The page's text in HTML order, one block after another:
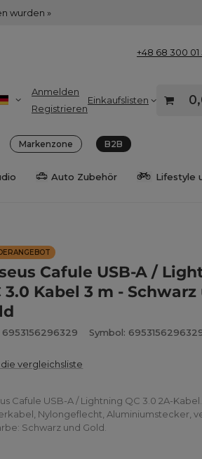
wurden »
+48 68 300 01
Anmelden
Registrieren
Einkaufslisten
Markenzone B2B
Auto Zubehör Lifestyle
Cafule USB-A /
3.0 Kabel 3 m - Schwarz
6953156296329 Symbol:
die vergleichsliste
Cafule USB-A / Lightning QC 3.0 2A-
Nylongeflecht, Aluminiumstecker,
Schwarz und Gold.